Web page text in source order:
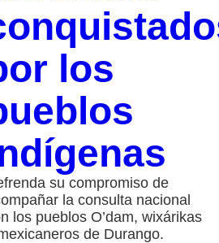
los
su compromiso de
la consulta nacional
los pueblos O’dam, wixárikas
de Durango.